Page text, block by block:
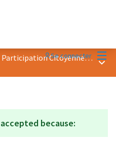
Se connecter
Prix &quot;Bonne Pratique en Participation Citoyenne&quot; 2020
because: